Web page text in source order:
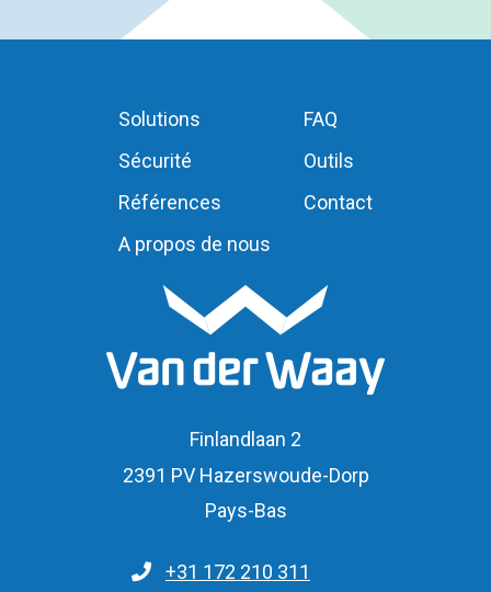
Solutions
Sécurité
Références
A propos de nous
FAQ
Outils
Contact
Finlandlaan 2
2391 PV Hazerswoude-Dorp
Pays-Bas
+31 172 210 311